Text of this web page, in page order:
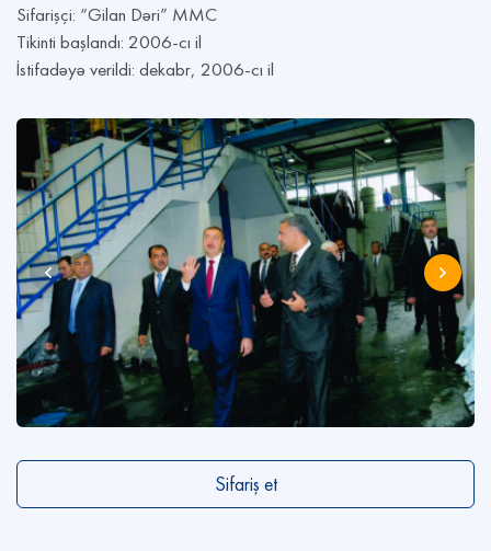
Sifarişçi: “Gilan Dəri” MMC
Tikinti başlandı: 2006-cı il
İstifadəyə verildi: dekabr, 2006-cı il
Sifariş et